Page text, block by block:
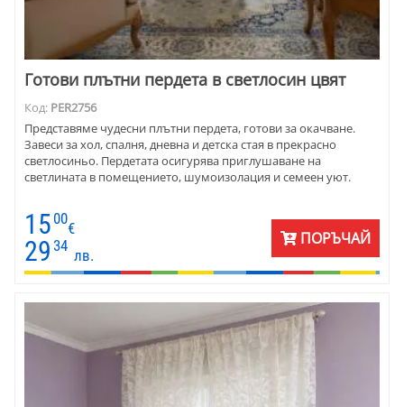
Готови плътни пердета в светлосин цвят
Код: PER2756
Представяме чудесни плътни пердета, готови за окачване.
Завеси за хол, спалня, дневна и детска стая в прекрасно
светлосиньо. Пердетата осигурява приглушаване на
светлината в помещението, шумоизолация и семеен уют.
15 00
€
29 34
лв.
ПОРЪЧАЙ